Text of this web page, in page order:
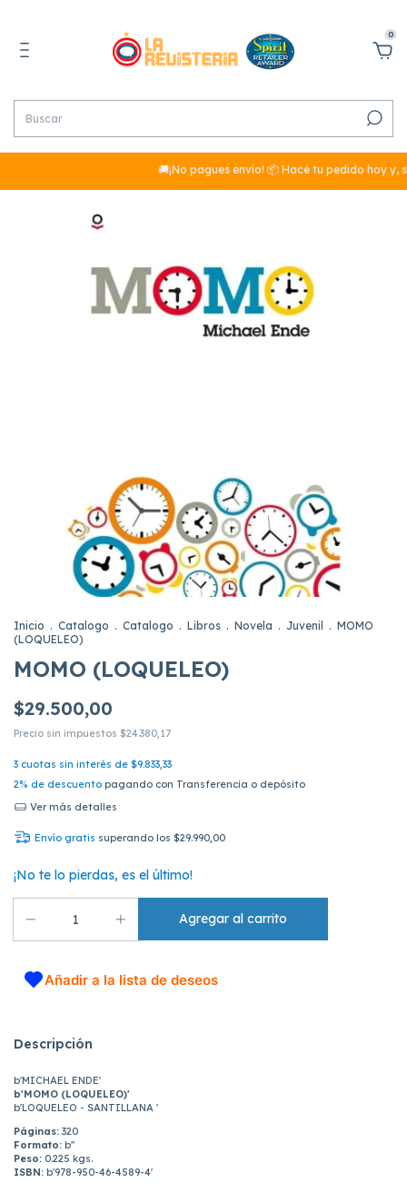
0
🚚¡No pagues envío! 📦 Hacé tu pedido hoy y,
Inicio . Catalogo . Catalogo . Libros . Novela . Juvenil . MOMO
(LOQUELEO)
MOMO (LOQUELEO)
$29.500,00
Precio sin impuestos $24.380,17
3 cuotas sin interés de $9.833,33
2% de descuento pagando con Transferencia o depósito
Ver más detalles
Envío gratis superando los $29.990,00
¡No te lo pierdas, es el último!
Añadir a la lista de deseos
Descripción
b'MICHAEL ENDE'
b'MOMO (LOQUELEO)'
b'LOQUELEO - SANTILLANA '
Páginas: 320
Formato: b''
Peso: 0.225 kgs.
ISBN: b'978-950-46-4589-4'